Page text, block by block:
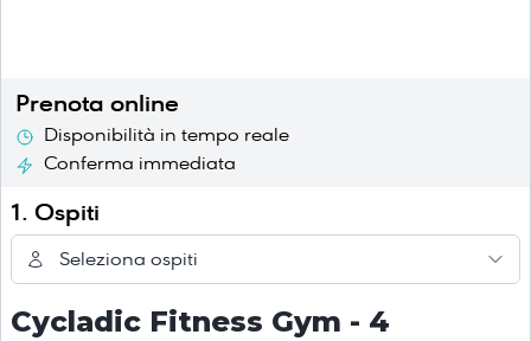
Cycladic Fitness Gym - 4
Prenota online
Disponibilità in tempo reale
Conferma immediata
1. Ospiti
Seleziona ospiti